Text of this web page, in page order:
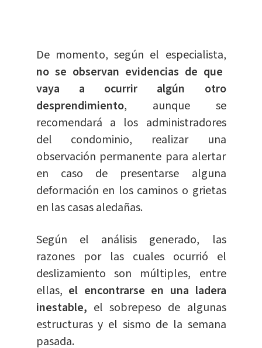
De momento, según el especialista,
no se observan evidencias de que
vaya a ocurrir algún otro
desprendimiento, aunque se
recomendará a los administradores
del condominio, realizar una
observación permanente para alertar
en caso de presentarse alguna
deformación en los caminos o grietas
en las casas aledañas.
Según el análisis generado, las
razones por las cuales ocurrió el
deslizamiento son múltiples, entre
ellas, el encontrarse en una ladera
inestable, el sobrepeso de algunas
estructuras y el sismo de la semana
pasada.